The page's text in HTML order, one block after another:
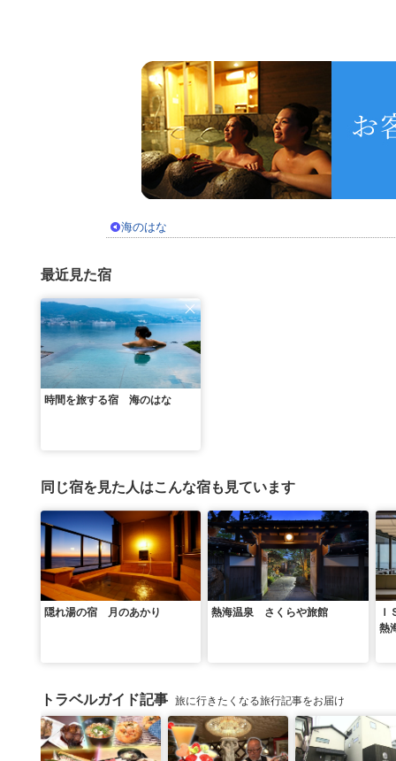
海のはな
最近見た宿
時間を旅する宿 海のはな
同じ宿を見た人はこんな宿も見ています
隠れ湯の宿 月のあかり 熱海温泉 さくらや旅館
Ｉ
熱
トラベルガイド記事 旅に行きたくなる旅行記事をお届け